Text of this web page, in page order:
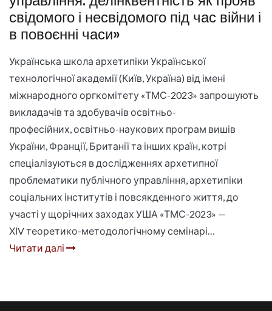
свідомого і несвідомого під час війни і
в повоєнні часи»
Українська школа архетипіки Української
технологічної академії (Київ, Україна) від імені
міжнародного оргкомітету «ТМС-2023» запрошують
викладачів та здобувачів освітньо-
професійних, освітньо-наукових програм вишів
України, Франції, Британії та інших країн, котрі
спеціалізуються в дослідженнях архетипної
проблематики публічного управління, архетипіки
соціальних інститутів і повсякденного життя, до
участі у щорічних заходах УША «ТМС-2023» —
ХІV теоретико-методологічному семінарі…
Читати далі